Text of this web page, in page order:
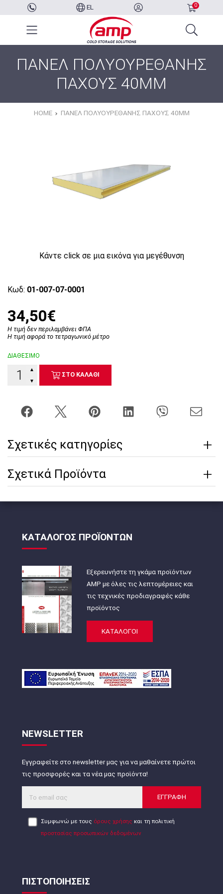
EL 0
ΠΑΝΕΛ ΠΟΛΥΟΥΡΕΘΑΝΗΣ
ΠΑΧΟΥΣ 40MM
HOME ΠΑΝΕΛ ΠΟΛΥΟΥΡΕΘΑΝΗΣ ΠΑΧΟΥΣ 40MM
Κάντε click σε μια εικόνα για μεγέθυνση
Κωδ: 01-007-07-0001
34,50€
Η τιμή δεν περιλαμβάνει ΦΠΑ
Η τιμή αφορά το τετραγωνικό μέτρο
ΔΙΑΘΕΣΙΜΟ
▼
▲
ΣΤΟ ΚΑΛΑΘΙ
Σχετικές κατηγορίες
Σχετικά Προϊόντα
ΚΑΤΑΛΟΓΟΣ ΠΡΟΪΟΝΤΩΝ
Εξερευνήστε τη γκάμα προϊόντων
AMP με όλες τις λεπτομέρειες και
τις τεχνικές προδιαγραφές κάθε
προϊόντος
ΚΑΤΑΛΟΓΟΙ
NEWSLETTER
Εγγραφείτε στο newsletter μας για να μαθαίνετε πρώτοι
τις προσφορές και τα νέα μας προϊόντα!
ΕΓΓΡΑΦΗ
Συμφωνώ με τους όρους χρήσης και τη πολιτική
προστασίας προσωπικών δεδομένων
ΠΙΣΤΟΠΟΙΗΣΕΙΣ